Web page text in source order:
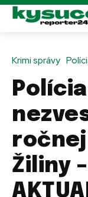
Krimi správy
ročnej
Žiliny –